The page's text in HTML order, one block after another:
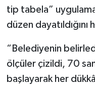
tip tabela”
düzen dayatıldığını
“Belediyenin
ölçüler çizildi, 70
başlayarak her